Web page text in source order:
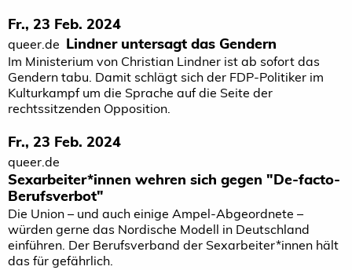
Fr., 23 Feb. 2024
queer.de Lindner untersagt das Gendern
Im Ministerium von Christian Lindner ist ab sofort das
Gendern tabu. Damit schlägt sich der FDP-Politiker im
Kulturkampf um die Sprache auf die Seite der
rechtssitzenden Opposition.
Fr., 23 Feb. 2024
queer.de
Sexarbeiter*­innen wehren sich gegen "De-facto-
Berufsverbot"
Die Union – und auch einige Ampel-Abgeordnete –
würden gerne das Nordische Modell in Deutschland
einführen. Der Berufsverband der Sexarbeiter*innen hält
das für gefährlich.